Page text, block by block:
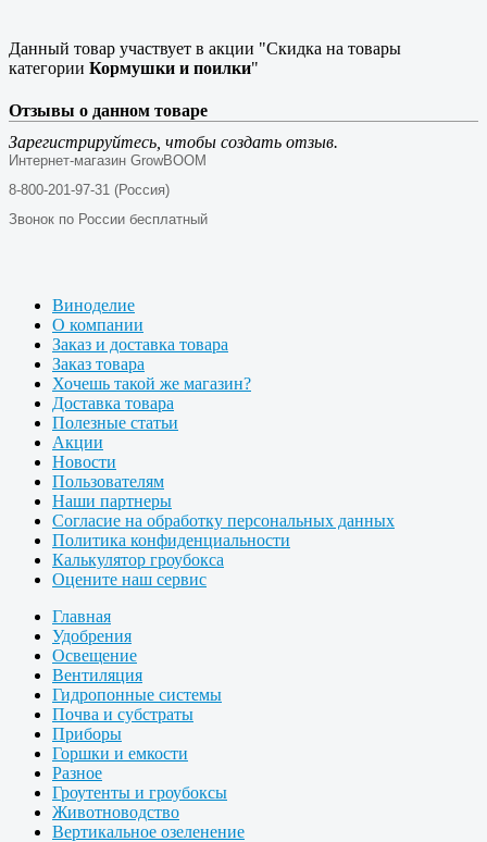
Данный товар участвует в акции "Скидка на товары
категории Кормушки и поилки"
Отзывы о данном товаре
Зарегистрируйтесь, чтобы создать отзыв.
Интернет-магазин GrowBOOM
8-800-201-97-31 (Россия)
Звонок по России бесплатный
Виноделие
О компании
Заказ и доставка товара
Заказ товара
Хочешь такой же магазин?
Доставка товара
Полезные статьи
Акции
Новости
Пользователям
Наши партнеры
Согласие на обработку персональных данных
Политика конфиденциальности
Калькулятор гроубокса
Оцените наш сервис
Главная
Удобрения
Освещение
Вентиляция
Гидропонные системы
Почва и субстраты
Приборы
Горшки и емкости
Разное
Гроутенты и гроубоксы
Животноводство
Вертикальное озеленение